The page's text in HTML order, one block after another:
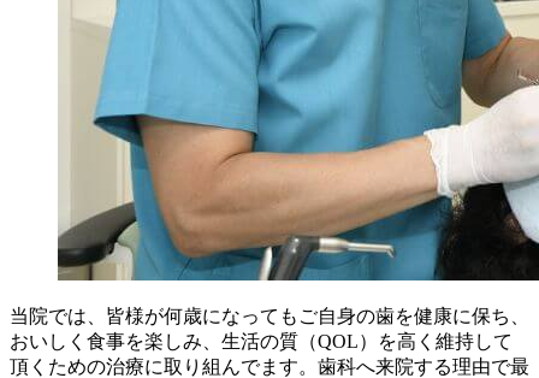
当院では、皆様が何歳になってもご自身の歯を健康に保ち、
おいしく食事を楽しみ、生活の質（QOL）を高く維持して
頂くための治療に取り組んでます。歯科へ来院する理由で最